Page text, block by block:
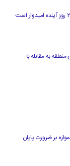
به مقابله با
بر ضرورت پایان